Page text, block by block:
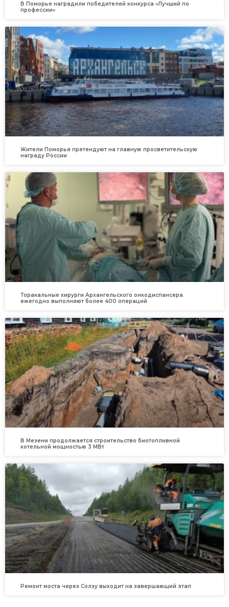
В Поморье наградили победителей конкурса «Лучший по
профессии»
Жители Поморья претендуют на главную просветительскую
награду России
Торакальные хирурги Архангельского онкодиспансера
ежегодно выполняют более 400 операций
В Мезени продолжается строительство биотопливной
котельной мощностью 3 МВт
Ремонт моста через Солзу выходит на завершающий этап